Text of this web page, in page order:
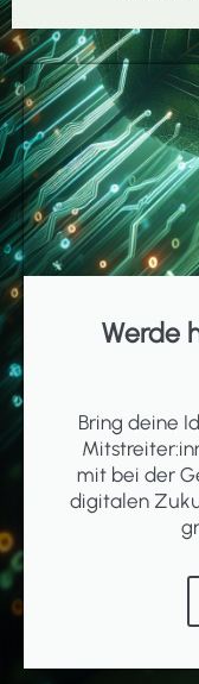
Werde
Bring deine
mit bei der
digitalen